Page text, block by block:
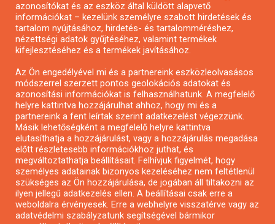
Pályázatfigyelés
Specifikus pályázatfigyelés vagy hírlevél
Pályázatok magánszemélyeknek
Pályázatok civil szervezeteknek
Pályázatok vállalkozásoknak
Önkormányzati pályázatok
Mezőgazdasági pályázatok
Falusi turizmus pályázatok
Napelem pályázatok
azonosítókat és az eszköz által küldött alapvető
információkat – kezelünk személyre szabott hirdetések és
tartalom nyújtásához, hirdetés- és tartalomméréshez,
nézettségi adatok gyűjtéséhez, valamint termékek
kifejlesztéséhez és a termékek javításához.
Az Ön engedélyével mi és a partnereink eszközleolvasásos
módszerrel szerzett pontos geolokációs adatokat és
azonosítási információkat is felhasználhatunk. A megfelelő
helyre kattintva hozzájárulhat ahhoz, hogy mi és a
partnereink a fent leírtak szerint adatkezelést végezzünk.
Másik lehetőségként a megfelelő helyre kattintva
elutasíthatja a hozzájárulást, vagy a hozzájárulás megadása
előtt részletesebb információkhoz juthat, és
megváltoztathatja beállításait. Felhívjuk figyelmét, hogy
személyes adatainak bizonyos kezeléséhez nem feltétlenül
szükséges az Ön hozzájárulása, de jogában áll tiltakozni az
ilyen jellegű adatkezelés ellen. A beállításai csak erre a
weboldalra érvényesek. Erre a webhelyre visszatérve vagy az
adatvédelmi szabályzatunk segítségével bármikor